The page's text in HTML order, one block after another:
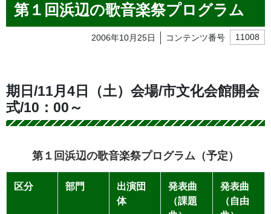
第１回浜辺の歌音楽祭プログラム
2006年10月25日 コンテンツ番号 11008
期日/11月4日（土）会場/市文化会館開会
式/10：00～
第１回浜辺の歌音楽祭プログラム（予定）
区分 部門
出演団
体
発表曲
（課題
発表曲
（自由